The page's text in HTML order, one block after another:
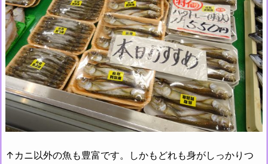
↑カニ以外の魚も豊富です。しかもどれも身がしっかりつ